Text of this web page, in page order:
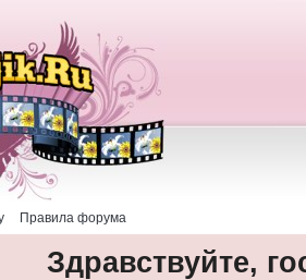
Правила форума
Здравствуйте,